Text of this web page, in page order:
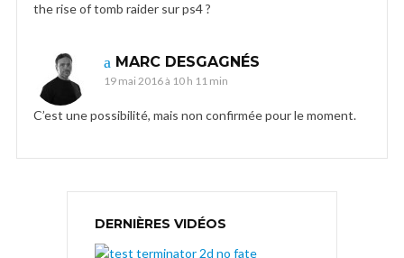
the rise of tomb raider sur ps4 ?
MARC DESGAGNÉS
19 mai 2016 à 10 h 11 min
C’est une possibilité, mais non confirmée pour le moment.
DERNIÈRES VIDÉOS